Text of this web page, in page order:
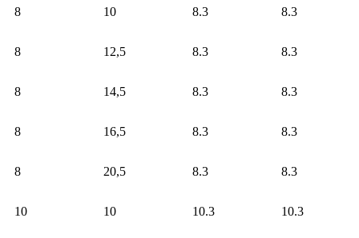
8 10 8.3 8.3
8 12,5 8.3 8.3
8 14,5 8.3 8.3
8 16,5 8.3 8.3
8 20,5 8.3 8.3
10 10 10.3 10.3